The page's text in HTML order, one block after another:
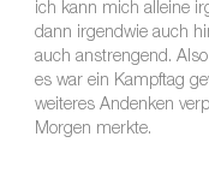
ich kann mich alleine
dann irgendwie auch
auch anstrengend.
es war ein Kampftag
weiteres Andenken
Morgen merkte.